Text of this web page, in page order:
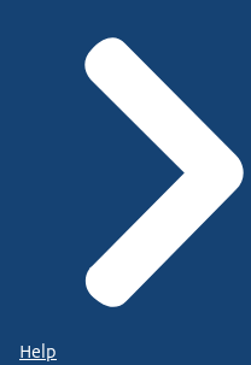
Help